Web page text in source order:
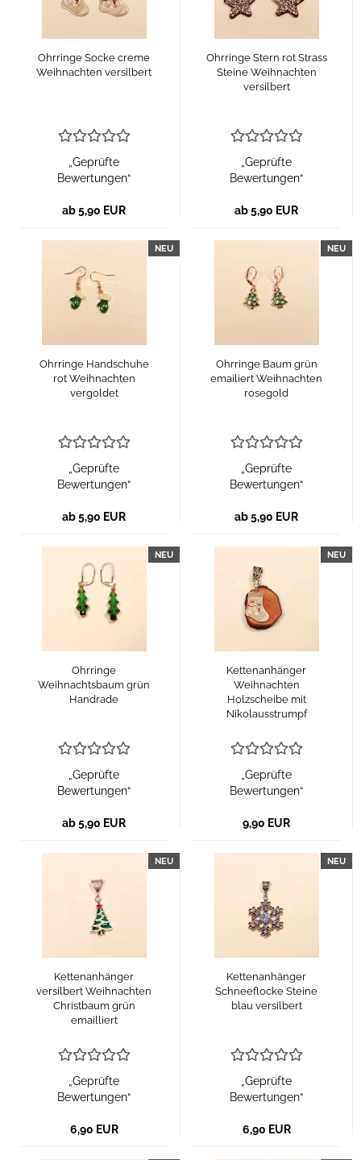
Ohrringe Socke creme
Weihnachten versilbert
„Geprüfte
Bewertungen“
ab 5,90 EUR
Ohrringe Stern rot Strass
Steine Weihnachten
versilbert
„Geprüfte
Bewertungen“
ab 5,90 EUR
NEU
Ohrringe Handschuhe
rot Weihnachten
vergoldet
„Geprüfte
Bewertungen“
ab 5,90 EUR
NEU
Ohrringe Baum grün
emailiert Weihnachten
rosegold
„Geprüfte
Bewertungen“
ab 5,90 EUR
NEU
Ohrringe
Weihnachtsbaum grün
Handrade
„Geprüfte
Bewertungen“
ab 5,90 EUR
NEU
Kettenanhänger
Weihnachten
Holzscheibe mit
Nikolausstrumpf
„Geprüfte
Bewertungen“
9,90 EUR
NEU
Kettenanhänger
versilbert Weihnachten
Christbaum grün
emailliert
„Geprüfte
Bewertungen“
6,90 EUR
NEU
Kettenanhänger
Schneeflocke Steine
blau versilbert
„Geprüfte
Bewertungen“
6,90 EUR